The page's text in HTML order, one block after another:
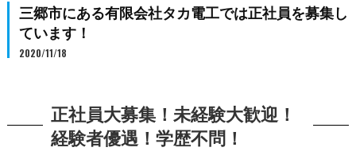
三郷市にある有限会社タカ電工では正社員を募集し
ています！
2020/11/18
正社員大募集！未経験大歓迎！
経験者優遇！学歴不問！